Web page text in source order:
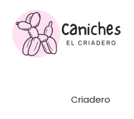
Criadero